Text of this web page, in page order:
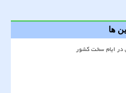
ها
در ایام سخت کشور